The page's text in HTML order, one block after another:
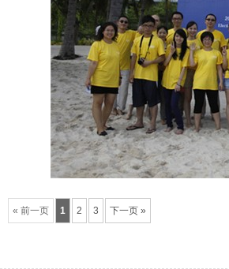
« 前一页 1 2 3 下一页 »